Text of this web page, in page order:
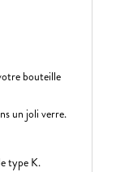
bouteille
un joli verre.
type K.